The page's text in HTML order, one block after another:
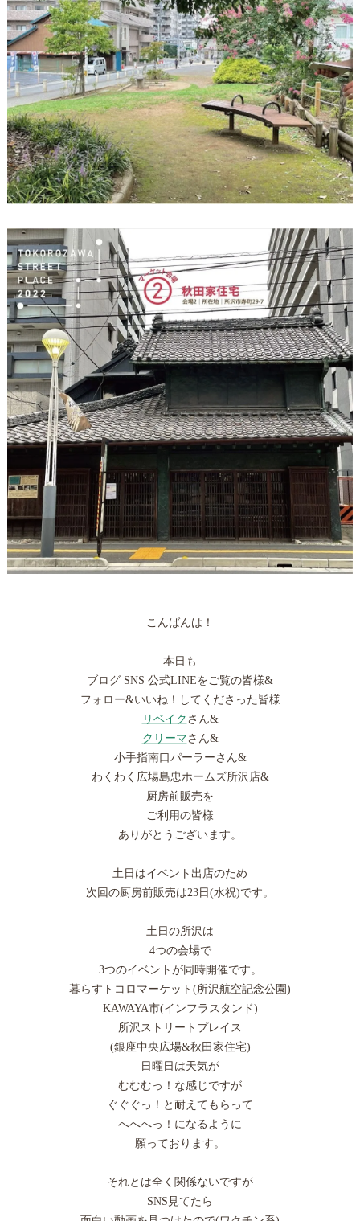
こんばんは！
本日も
ブログ SNS 公式LINEをご覧の皆様&
フォロー&いいね！してくださった皆様
リベイク さん&
クリーマさん&
小手指南口パーラーさん&
わくわく広場島忠ホームズ所沢店&
厨房前販売を
ご利用の皆様
ありがとうございます。
土日はイベント出店のため
次回の厨房前販売は23日(水祝)です。
土日の所沢は
4つの会場で
3つのイベントが同時開催です。
暮らすトコロマーケット(所沢航空記念公園)
KAWAYA市(インフラスタンド)
所沢ストリートプレイス
(銀座中央広場&秋田家住宅)
日曜日は天気が
むむむっ！な感じですが
ぐぐぐっ！と耐えてもらって
へへへっ！になるように
願っております。
それとは全く関係ないですが
SNS見てたら